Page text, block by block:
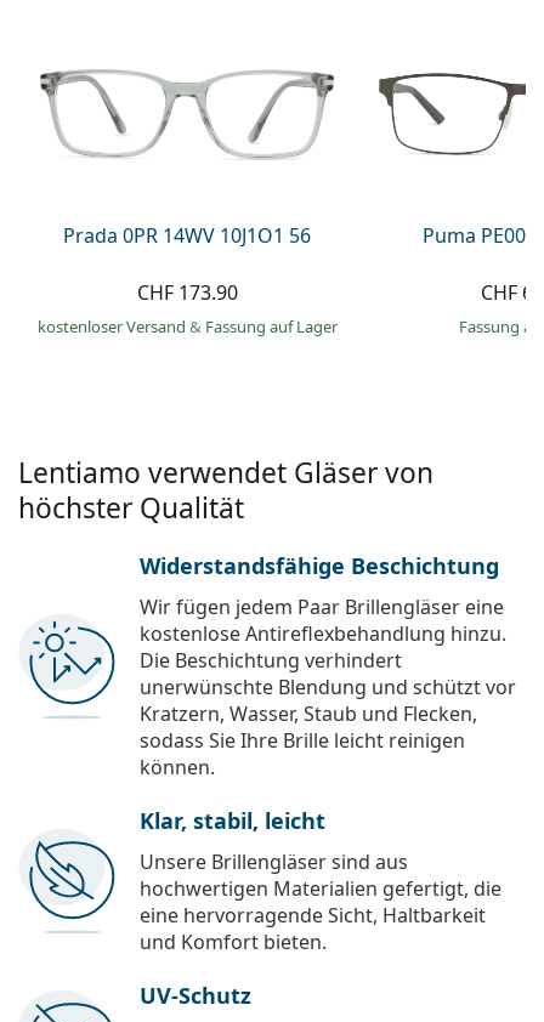
Prada
Alle Marken
Prada 0PR 14WV 10J1O1 56
CHF 173.90
kostenloser Versand & Fassung auf Lager
Puma
CHF
Fassung
Lentiamo verwendet Gläser von
höchster Qualität
Widerstandsfähige Beschichtung
Wir fügen jedem Paar Brillengläser eine
kostenlose Antireflexbehandlung hinzu.
Die Beschichtung verhindert
unerwünschte Blendung und schützt vor
Kratzern, Wasser, Staub und Flecken,
sodass Sie Ihre Brille leicht reinigen
können.
Klar, stabil, leicht
Unsere Brillengläser sind aus
hochwertigen Materialien gefertigt, die
eine hervorragende Sicht, Haltbarkeit
und Komfort bieten.
UV-Schutz